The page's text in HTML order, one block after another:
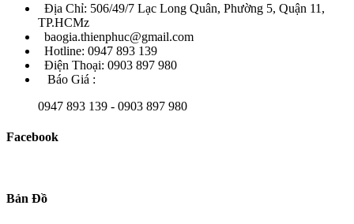
Địa Chỉ: 506/49/7 Lạc Long Quân, Phường 5, Quận 11,
TP.HCMz
baogia.thienphuc@gmail.com
Hotline: 0947 893 139
Điện Thoại: 0903 897 980
Báo Giá :
0947 893 139 - 0903 897 980
Facebook
Bản Đồ